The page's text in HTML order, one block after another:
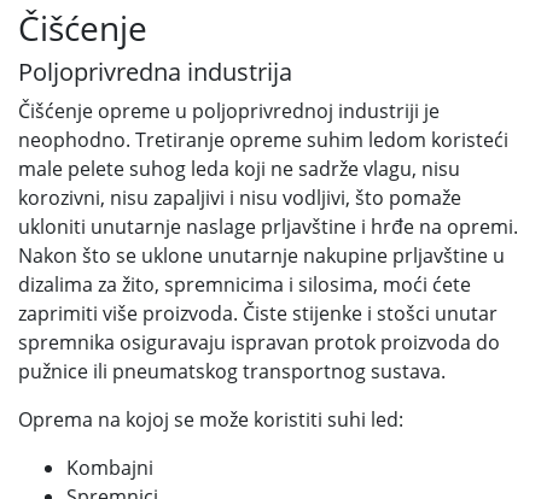
Čišćenje
Poljoprivredna industrija
Čišćenje opreme u poljoprivrednoj industriji je
neophodno. Tretiranje opreme suhim ledom koristeći
male pelete suhog leda koji ne sadrže vlagu, nisu
korozivni, nisu zapaljivi i nisu vodljivi, što pomaže
ukloniti unutarnje naslage prljavštine i hrđe na opremi.
Nakon što se uklone unutarnje nakupine prljavštine u
dizalima za žito, spremnicima i silosima, moći ćete
zaprimiti više proizvoda. Čiste stijenke i stošci unutar
spremnika osiguravaju ispravan protok proizvoda do
pužnice ili pneumatskog transportnog sustava.
Oprema na kojoj se može koristiti suhi led:
Kombajni